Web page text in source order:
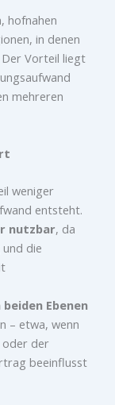
hofnahen
in denen
Der Vorteil liegt
mehreren
weniger
entsteht.
nutzbar, da
die
Ebenen
– etwa, wenn
oder der
beeinflusst